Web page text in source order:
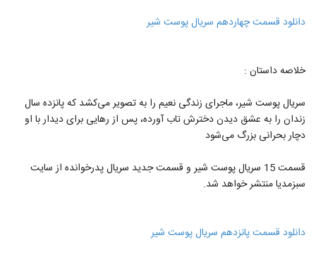
دانلود قسمت چهاردهم سریال پوست شیر
خلاصه داستان :
سریال پوست شیر، ماجرای زندگی نعیم را به تصویر می‌کشد که پانزده سال
زندان را به عشق دیدن دخترش تاب آورده، پس از رهایی برای دیدار با او
دچار بحرانی بزرگ می‌شود
قسمت 15 سریال پوست شیر و قسمت جدید سریال پدرخوانده از سایت
سبزمدیا منتشر خواهد شد.
دانلود قسمت پانزدهم سریال پوست شیر